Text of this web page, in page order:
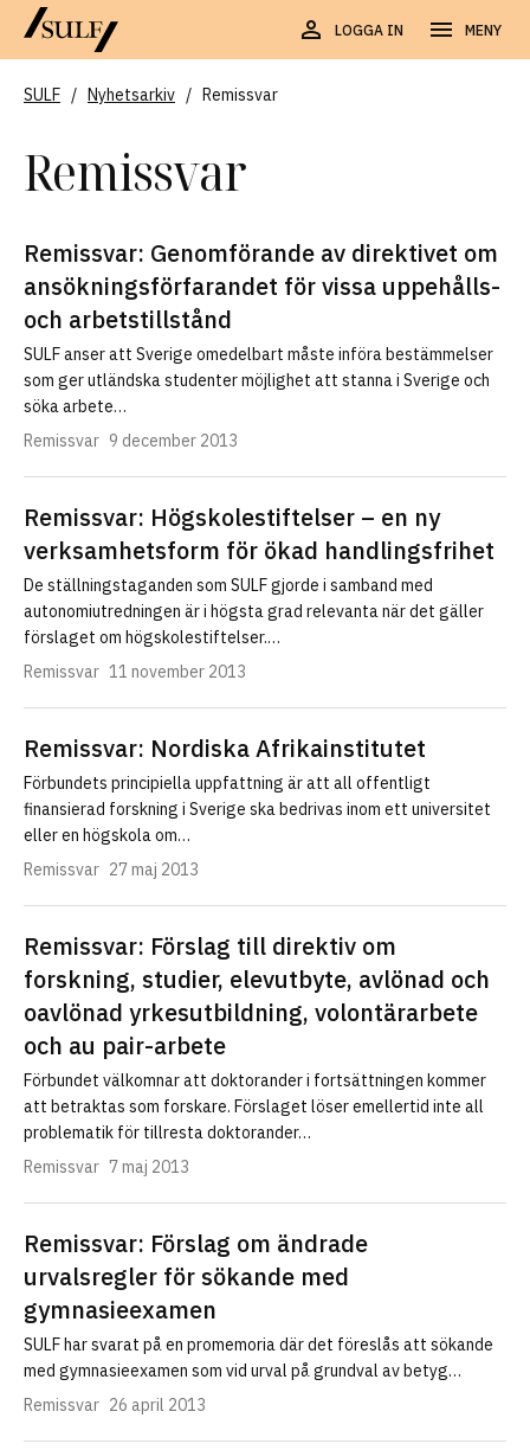
LOGGA IN MENY
SULF / Nyhetsarkiv / Remissvar
Remissvar
Remissvar: Genomförande av direktivet om
ansökningsförfarandet för vissa uppehålls-
och arbetstillstånd
SULF anser att Sverige omedelbart måste införa bestämmelser
som ger utländska studenter möjlighet att stanna i Sverige och
söka arbete…
Remissvar 9 december 2013
Remissvar: Högskolestiftelser – en ny
verksamhetsform för ökad handlingsfrihet
De ställningstaganden som SULF gjorde i samband med
autonomiutredningen är i högsta grad relevanta när det gäller
förslaget om högskolestiftelser.…
Remissvar 11 november 2013
Remissvar: Nordiska Afrikainstitutet
Förbundets principiella uppfattning är att all offentligt
finansierad forskning i Sverige ska bedrivas inom ett universitet
eller en högskola om…
Remissvar 27 maj 2013
Remissvar: Förslag till direktiv om
forskning, studier, elevutbyte, avlönad och
oavlönad yrkesutbildning, volontärarbete
och au pair-arbete
Förbundet välkomnar att doktorander i fortsättningen kommer
att betraktas som forskare. Förslaget löser emellertid inte all
problematik för tillresta doktorander…
Remissvar 7 maj 2013
Remissvar: Förslag om ändrade
urvalsregler för sökande med
gymnasieexamen
SULF har svarat på en promemoria där det föreslås att sökande
med gymnasieexamen som vid urval på grundval av betyg…
Remissvar 26 april 2013